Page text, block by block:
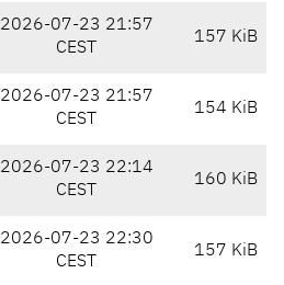
2026-07-23 21:57
CEST
157 KiB
2026-07-23 21:57
CEST
154 KiB
2026-07-23 22:14
CEST
160 KiB
2026-07-23 22:30
CEST
157 KiB